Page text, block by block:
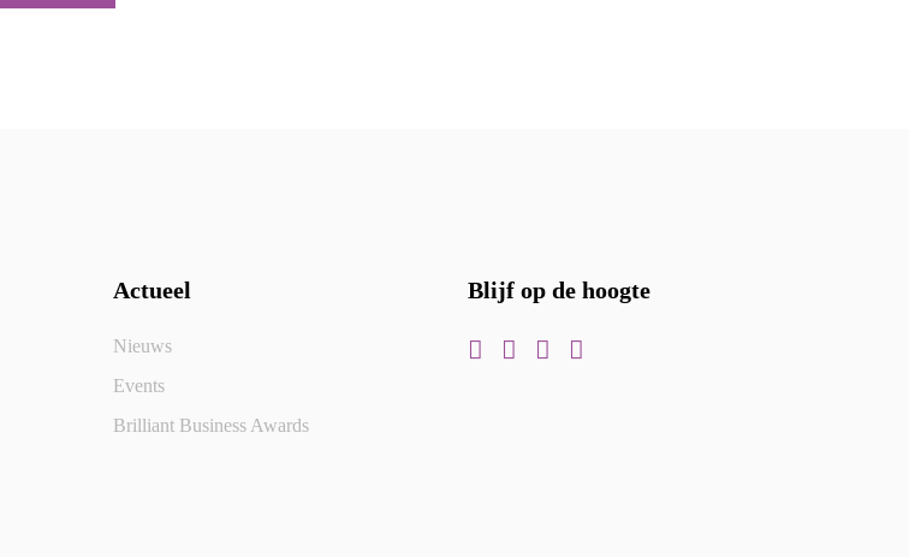
Actueel
Nieuws
Events
Brilliant Business Awards
Blijf op de hoogte